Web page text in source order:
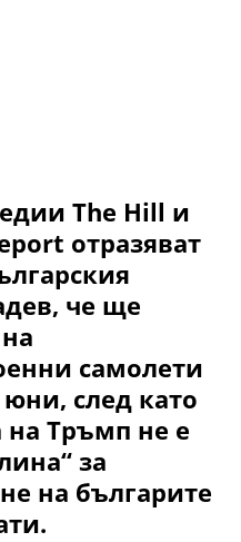
The Hill и
отразяват
че ще
самолети
след като
Тръмп не е
за
на българите